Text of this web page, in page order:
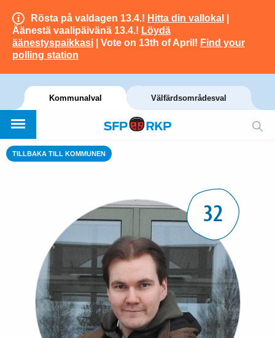
Rösta på valdagen 13.4.! Hitta din vallokal
Äänestä vaalipäivänä 13.4.! Löydä
äänestyspaikkasi | Vote on 13th of April! Find your
polling station
Kommunalval Välfärdsområdesval
TILLBAKA TILL KOMMUNEN
32